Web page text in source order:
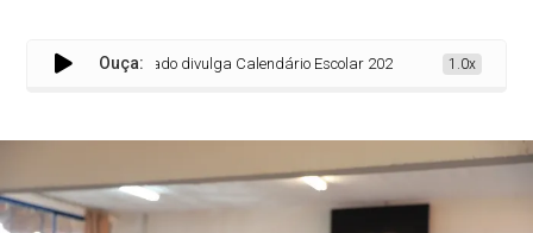
Ouça:
Estado divulga Calendário Escolar 2026 e confirma adoção do
1.0x